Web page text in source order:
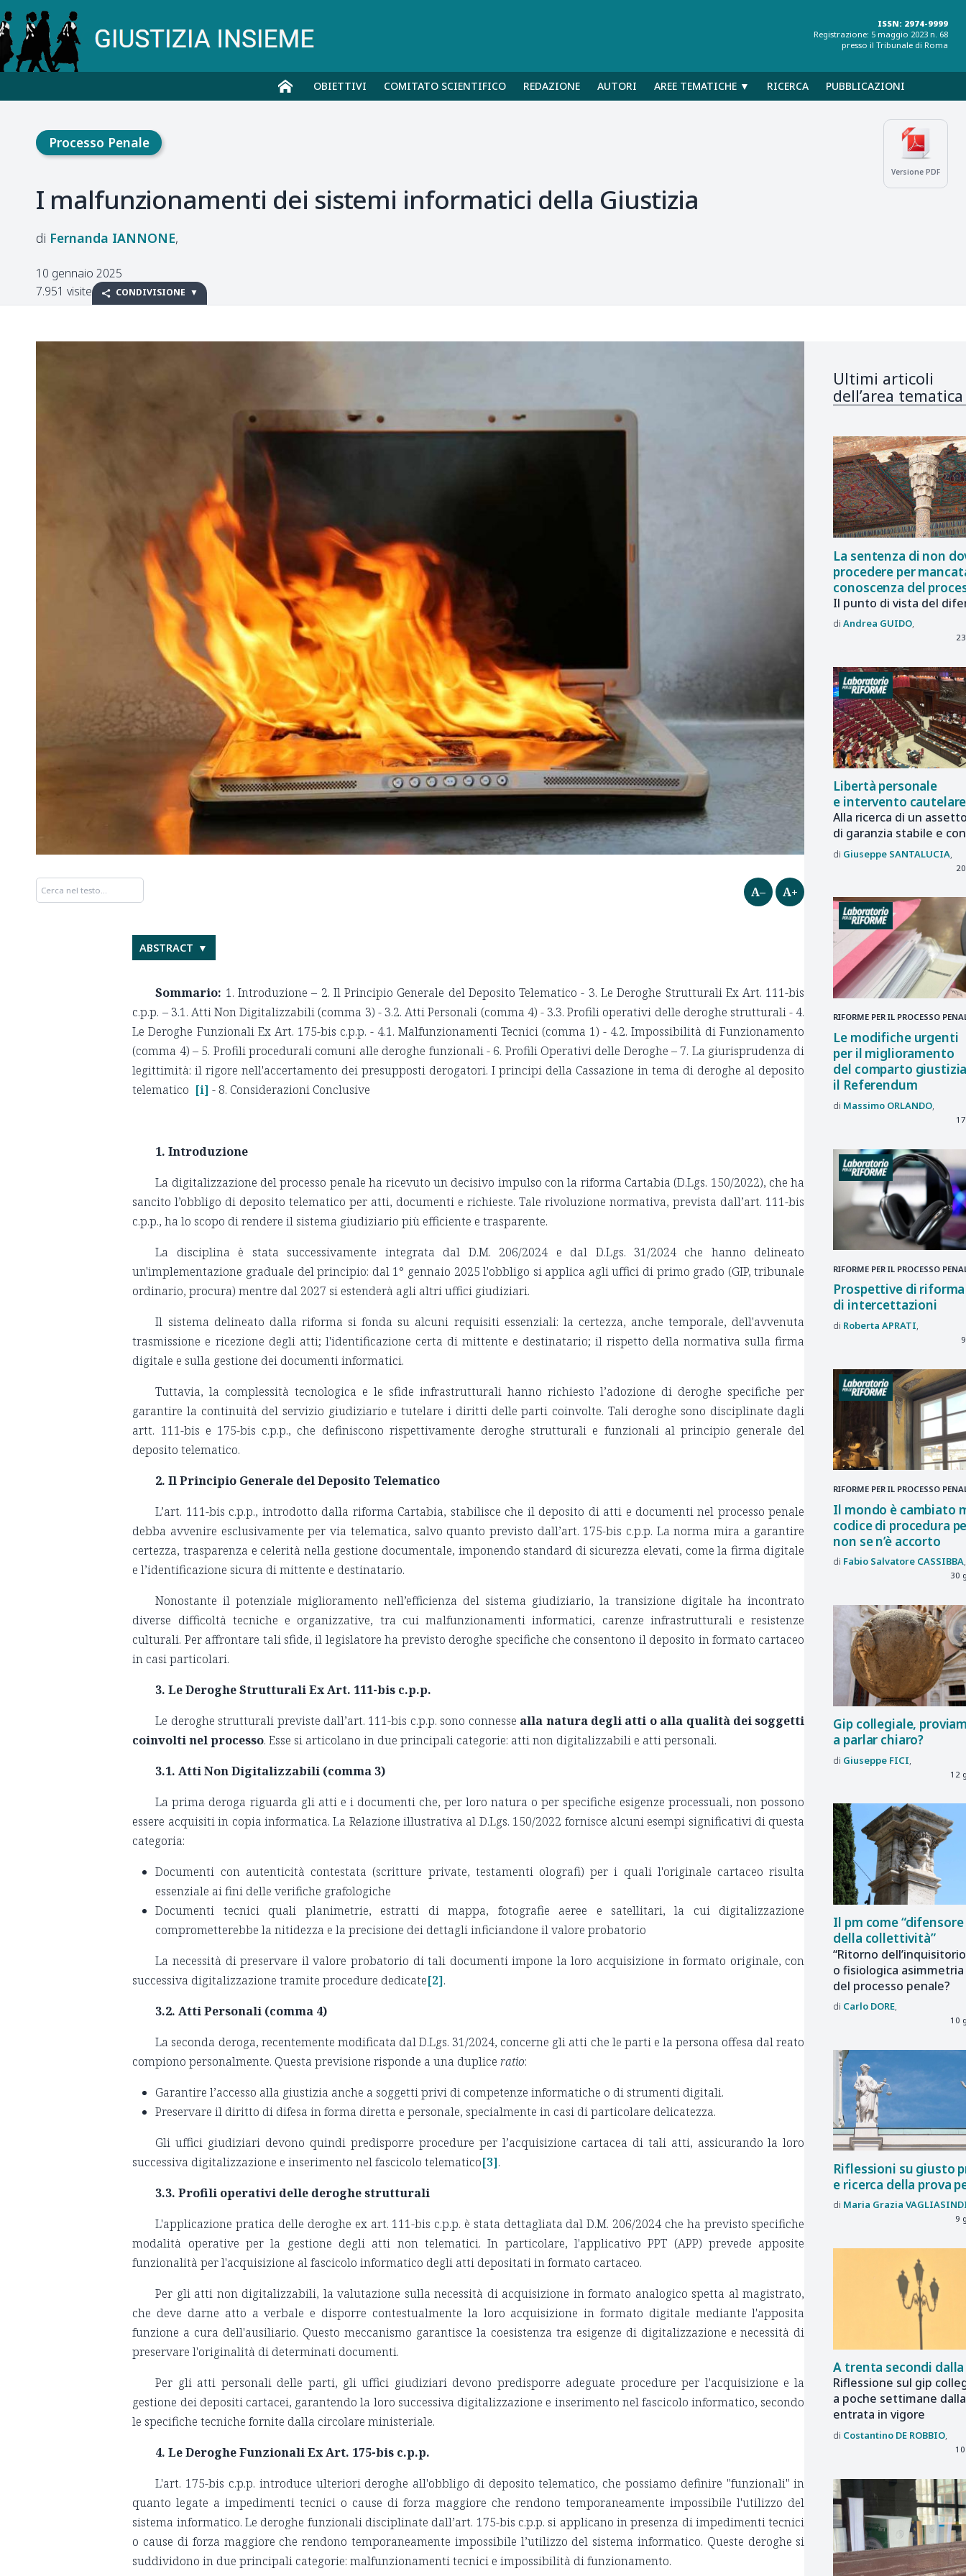
ISSN: 2974-9999
Registrazione: 5 maggio 2023 n. 68
presso il Tribunale di Roma
OBIETTIVI COMITATO SCIENTIFICO REDAZIONE AUTORI AREE TEMATICHE ▼ RICERCA PUBBLICAZIONI
Versione PDF
Processo Penale
I malfunzionamenti dei sistemi informatici della Giustizia
Fernanda IANNONE
10 gennaio 2025
7.951 visite
CONDIVISIONE
A– A+
ABSTRACT
Sommario: 1. Introduzione – 2. Il Principio Generale del Deposito Telematico - 3. Le Deroghe Strutturali Ex Art. 111-bis
c.p.p. – 3.1. Atti Non Digitalizzabili (comma 3) - 3.2. Atti Personali (comma 4) - 3.3. Profili operativi delle deroghe strutturali - 4.
Le Deroghe Funzionali Ex Art. 175-bis c.p.p. - 4.1. Malfunzionamenti Tecnici (comma 1) - 4.2. Impossibilità di Funzionamento
(comma 4) – 5. Profili procedurali comuni alle deroghe funzionali - 6. Profili Operativi delle Deroghe – 7. La giurisprudenza di
legittimità: il rigore nell'accertamento dei presupposti derogatori. I principi della Cassazione in tema di deroghe al deposito
telematico [i] - 8. Considerazioni Conclusive
1. Introduzione
La digitalizzazione del processo penale ha ricevuto un decisivo impulso con la riforma Cartabia (D.Lgs. 150/2022), che ha
sancito l’obbligo di deposito telematico per atti, documenti e richieste. Tale rivoluzione normativa, prevista dall’art. 111-bis
c.p.p., ha lo scopo di rendere il sistema giudiziario più efficiente e trasparente.
La disciplina è stata successivamente integrata dal D.M. 206/2024 e dal D.Lgs. 31/2024 che hanno delineato
un'implementazione graduale del principio: dal 1° gennaio 2025 l'obbligo si applica agli uffici di primo grado (GIP, tribunale
ordinario, procura) mentre dal 2027 si estenderà agli altri uffici giudiziari.
Il sistema delineato dalla riforma si fonda su alcuni requisiti essenziali: la certezza, anche temporale, dell'avvenuta
trasmissione e ricezione degli atti; l'identificazione certa di mittente e destinatario; il rispetto della normativa sulla firma
digitale e sulla gestione dei documenti informatici.
Tuttavia, la complessità tecnologica e le sfide infrastrutturali hanno richiesto l’adozione di deroghe specifiche per
garantire la continuità del servizio giudiziario e tutelare i diritti delle parti coinvolte. Tali deroghe sono disciplinate dagli
artt. 111-bis e 175-bis c.p.p., che definiscono rispettivamente deroghe strutturali e funzionali al principio generale del
deposito telematico.
2. Il Principio Generale del Deposito Telematico
L’art. 111-bis c.p.p., introdotto dalla riforma Cartabia, stabilisce che il deposito di atti e documenti nel processo penale
debba avvenire esclusivamente per via telematica, salvo quanto previsto dall’art. 175-bis c.p.p. La norma mira a garantire
certezza, trasparenza e celerità nella gestione documentale, imponendo standard di sicurezza elevati, come la firma digitale
e l’identificazione sicura di mittente e destinatario.
Nonostante il potenziale miglioramento nell’efficienza del sistema giudiziario, la transizione digitale ha incontrato
diverse difficoltà tecniche e organizzative, tra cui malfunzionamenti informatici, carenze infrastrutturali e resistenze
culturali. Per affrontare tali sfide, il legislatore ha previsto deroghe specifiche che consentono il deposito in formato cartaceo
in casi particolari.
3. Le Deroghe Strutturali Ex Art. 111-bis c.p.p.
Le deroghe strutturali previste dall’art. 111-bis c.p.p. sono connesse alla natura degli atti o alla qualità dei soggetti
coinvolti nel processo. Esse si articolano in due principali categorie: atti non digitalizzabili e atti personali.
3.1. Atti Non Digitalizzabili (comma 3)
La prima deroga riguarda gli atti e i documenti che, per loro natura o per specifiche esigenze processuali, non possono
essere acquisiti in copia informatica. La Relazione illustrativa al D.Lgs. 150/2022 fornisce alcuni esempi significativi di questa
categoria:
Documenti con autenticità contestata (scritture private, testamenti olografi) per i quali l'originale cartaceo risulta
essenziale ai fini delle verifiche grafologiche
Documenti tecnici quali planimetrie, estratti di mappa, fotografie aeree e satellitari, la cui digitalizzazione
comprometterebbe la nitidezza e la precisione dei dettagli inficiandone il valore probatorio
La necessità di preservare il valore probatorio di tali documenti impone la loro acquisizione in formato originale, con
successiva digitalizzazione tramite procedure dedicate[2].
3.2. Atti Personali (comma 4)
La seconda deroga, recentemente modificata dal D.Lgs. 31/2024, concerne gli atti che le parti e la persona offesa dal reato
compiono personalmente. Questa previsione risponde a una dupliceratio:
Garantire l’accesso alla giustizia anche a soggetti privi di competenze informatiche o di strumenti digitali.
Preservare il diritto di difesa in forma diretta e personale, specialmente in casi di particolare delicatezza.
Gli uffici giudiziari devono quindi predisporre procedure per l’acquisizione cartacea di tali atti, assicurando la loro
successiva digitalizzazione e inserimento nel fascicolo telematico[3].
3.3. Profili operativi delle deroghe strutturali
L'applicazione pratica delle deroghe ex art. 111-bis c.p.p. è stata dettagliata dal D.M. 206/2024 che ha previsto specifiche
modalità operative per la gestione degli atti non telematici. In particolare, l'applicativo PPT (APP) prevede apposite
funzionalità per l'acquisizione al fascicolo informatico degli atti depositati in formato cartaceo.
Per gli atti non digitalizzabili, la valutazione sulla necessità di acquisizione in formato analogico spetta al magistrato,
che deve darne atto a verbale e disporre contestualmente la loro acquisizione in formato digitale mediante l'apposita
funzione a cura dell'ausiliario. Questo meccanismo garantisce la coesistenza tra esigenze di digitalizzazione e necessità di
preservare l'originalità di determinati documenti.
Per gli atti personali delle parti, gli uffici giudiziari devono predisporre adeguate procedure per l'acquisizione e la
gestione dei depositi cartacei, garantendo la loro successiva digitalizzazione e inserimento nel fascicolo informatico, secondo
le specifiche tecniche fornite dalla circolare ministeriale.
4. Le Deroghe Funzionali Ex Art. 175-bis c.p.p.
L'art. 175-bis c.p.p. introduce ulteriori deroghe all'obbligo di deposito telematico, che possiamo definire "funzionali" in
quanto legate a impedimenti tecnici o cause di forza maggiore che rendono temporaneamente impossibile l'utilizzo del
sistema informatico. Le deroghe funzionali disciplinate dall’art. 175-bis c.p.p. si applicano in presenza di impedimenti tecnici
o cause di forza maggiore che rendono temporaneamente impossibile l’utilizzo del sistema informatico. Queste deroghe si
suddividono in due principali categorie: malfunzionamenti tecnici e impossibilità di funzionamento.
Ultimi articoli
dell’area tematica
La sentenza di non
procedere per
conoscenza del
Il punto di vista del
Andrea GUIDO
Libertà personale
e intervento cautelare
Alla ricerca di un
di garanzia stabile e
Giuseppe SANTALUCIA
RIFORME PER IL PROCESSO
Le modifiche urgenti
per il miglioramento
del comparto
il Referendum
Massimo ORLANDO
RIFORME PER IL PROCESSO
Prospettive di
di intercettazioni
Roberta APRATI
RIFORME PER IL PROCESSO
Il mondo è cambiato
codice di procedura
non se n’è accorto
Fabio Salvatore CASSIBBA
30
Gip collegiale,
a parlar chiaro?
Giuseppe FICI
12
Il pm come “difensore
della collettività”
“Ritorno
o fisiologica asimmetria
del processo penale?
Carlo DORE
10
Riflessioni su giusto
e ricerca della prova
Maria Grazia
9
A trenta secondi
Riflessione sul gip
a poche settimane
entrata in vigore
Costantino DE ROBBIO